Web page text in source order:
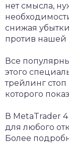
нет смысла,
снижая
против нашей
Все
этого
трейлинг
которого
В MetaTrader
для любого
Более